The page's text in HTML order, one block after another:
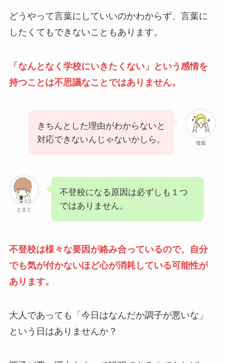
どうやって言葉にしていいのかわからず、言葉に
したくてもできないこともあります。
「なんとなく学校にいきたくない」という感情を
持つことは不思議なことではありません。
母親
きちんとした理由がわからないと
対応できないんじゃないかしら。
とまと
不登校になる原因は必ずしも１つ
ではありません。
不登校は様々な要因が絡み合っているので、自分
でも気が付かないほど心が消耗している可能性が
あります。
大人であっても「今日はなんだか調子が悪いな」
という日はありませんか？